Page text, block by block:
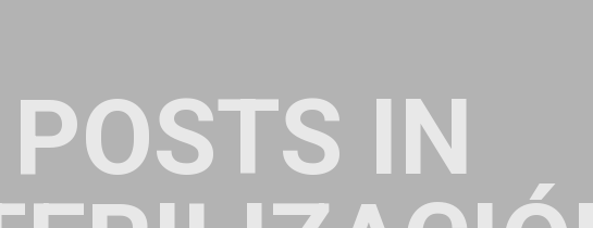
POSTS IN